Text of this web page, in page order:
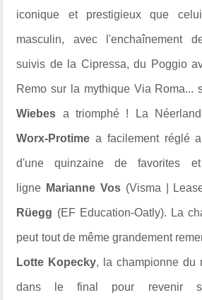
iconique et prestigieux que
masculin, avec l'enchaînement
suivis de la Cipressa,du Poggio
Remosur la mythique Via Roma...
Wiebes a triomphé ! La
Worx-Protimea facilement réglé
d'une quinzaine de favorites
ligne Marianne Vos (Visma |
Rüegg (EF Education-Oatly). La
peut tout de même grandement
Lotte Kopecky, la championne du
dans le final pour revenir